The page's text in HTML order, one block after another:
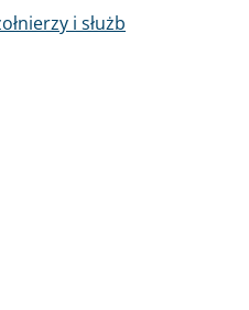
i służb